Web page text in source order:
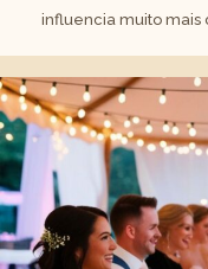
influencia muito mais